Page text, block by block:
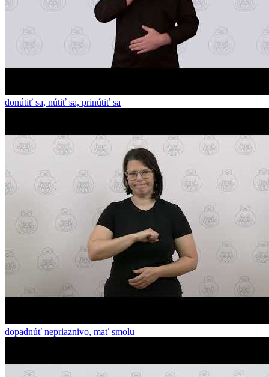
donútiť sa, nútiť sa, prinútiť sa
dopadnúť nepriaznivo, mať smolu